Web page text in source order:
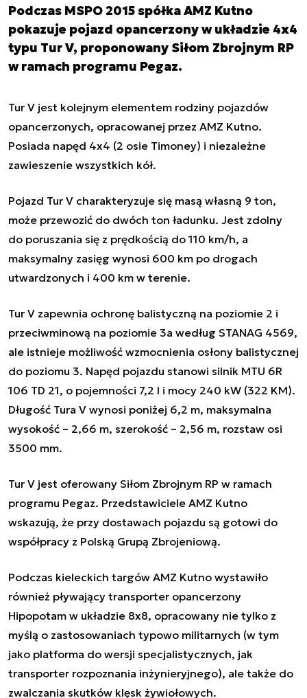
Podczas MSPO 2015 spółka AMZ Kutno
pokazuje pojazd opancerzony w układzie 4x4
typu Tur V, proponowany Siłom Zbrojnym RP
w ramach programu Pegaz.
Tur V jest kolejnym elementem rodziny pojazdów
opancerzonych, opracowanej przez AMZ Kutno.
Posiada napęd 4x4 (2 osie Timoney) i niezależne
zawieszenie wszystkich kół.
Pojazd Tur V charakteryzuje się masą własną 9 ton,
może przewozić do dwóch ton ładunku. Jest zdolny
do poruszania się z prędkością do 110 km/h, a
maksymalny zasięg wynosi 600 km po drogach
utwardzonych i 400 km w terenie.
Tur V zapewnia ochronę balistyczną na poziomie 2 i
przeciwminową na poziomie 3a według STANAG 4569,
ale istnieje możliwość wzmocnienia osłony balistycznej
do poziomu 3. Napęd pojazdu stanowi silnik MTU 6R
106 TD 21, o pojemności 7,2 l i mocy 240 kW (322 KM).
Długość Tura V wynosi poniżej 6,2 m, maksymalna
wysokość – 2,66 m, szerokość – 2,56 m, rozstaw osi
3500 mm.
Tur V jest oferowany Siłom Zbrojnym RP w ramach
programu Pegaz. Przedstawiciele AMZ Kutno
wskazują, że przy dostawach pojazdu są gotowi do
współpracy z Polską Grupą Zbrojeniową.
Podczas kieleckich targów AMZ Kutno wystawiło
również pływający transporter opancerzony
Hipopotam w układzie 8x8, opracowany nie tylko z
myślą o zastosowaniach typowo militarnych (w tym
jako platforma do wersji specjalistycznych, jak
transporter rozpoznania inżynieryjnego), ale także do
zwalczania skutków klęsk żywiołowych.